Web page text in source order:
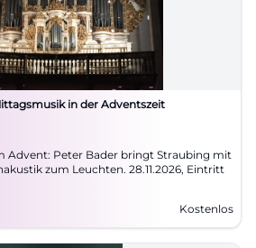
in der Adventszeit
Advent: Peter Bader bringt Straubing mit
zum Leuchten. 28.11.2026, Eintritt
Kostenlos